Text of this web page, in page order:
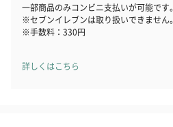
一部商品のみコンビニ支払いが可能です。
※セブンイレブンは取り扱いできません。
※手数料：330円
詳しくはこちら